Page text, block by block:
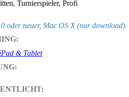
, Turnierspieler, Profi
oder neuer, Mac OS X (nur download)
& Tablet